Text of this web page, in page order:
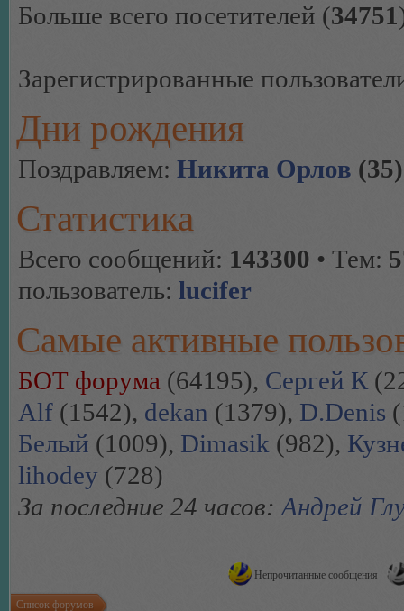
Больше всего посетителей (34751
Зарегистрированные
Дни рождения
Поздравляем: Никита Орлов (35)
Статистика
Всего сообщений: 143300 • Тем:
пользователь: lucifer
Самые активные
БОТ форума (64195), Сергей К
Alf (1542), dekan (1379), D.Denis
Белый (1009), Dimasik (982),
lihodey (728)
За последние 24 часов: Андрей
Непрочитанные сообщения
Список форумов